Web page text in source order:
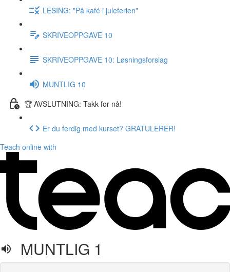
LESING: "På kafé i juleferien"
SKRIVEOPPGAVE 10
SKRIVEOPPGAVE 10: Løsningsforslag
MUNTLIG 10
🏆 AVSLUTNING: Takk for nå!
Er du ferdig med kurset? GRATULERER!
Teach online with
MUNTLIG 1